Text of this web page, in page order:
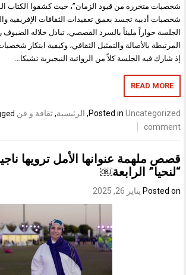
شخصيات متحررة من قيود الزمان”، حيث كشفوا الكتاب
شخصيات أدبية تجسد بعمق تعقيدات الثقافات
الجلسة حواراً مليئاً بالسرد القصصي، تبادل خلاله
المرتبطة بالأصالة والتمثيل الثقافي، وكيفية ابتكار
إذ شارك فيه الجلسة كلاً من الروائية النيجيرية تشيكا…
READ MORE
Posted in Uncategorized
, الرئيسية,ثقافة و فن
comment
قصص ملهمة عنوانها الأمل ترويها
“لنحيا” الرابعة￼
Posted on يناير 26, 2025